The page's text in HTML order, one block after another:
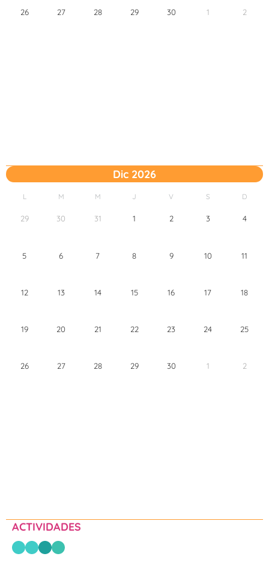
26 27 28 29 30 1 2
Dic 2026
L M M J V S D
29 30 31 1 2 3 4
5 6 7 8 9 10 11
12 13 14 15 16 17 18
19 20 21 22 23 24 25
26 27 28 29 30 1 2
ACTIVIDADES